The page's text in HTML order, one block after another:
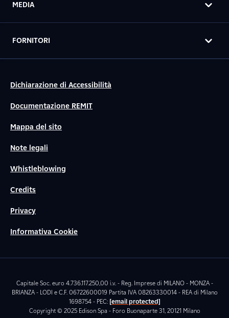
MEDIA
FORNITORI
Dichiarazione di Accessibilità
Documentazione REMIT
Mappa del sito
Note legali
Whistleblowing
Credits
Privacy
Informativa Cookie
Capitale Soc. euro 4.736.117.250,00 i.v. - Reg. Imprese di MILANO - MONZA -
BRIANZA - LODI e C.F. 06722600019 Partita IVA 08263330014 - REA di Milano
1698754 - PEC: [email protected]
Copyright © 2025 Edison Spa - Foro Buonaparte 31, 20121 Milano